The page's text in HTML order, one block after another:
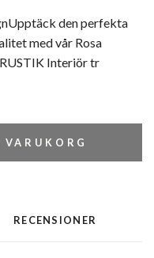
den perfekta
med vår Rosa
Interiör tr
RECENSIONER